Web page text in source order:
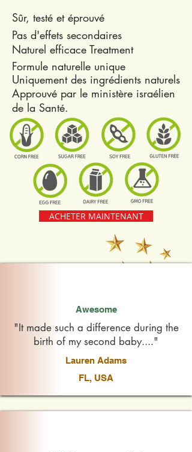
Sûr, testé et éprouvé
Pas d'effets secondaires
Naturel efficace Treatment
Formule naturelle unique
Uniquement des ingrédients naturels
Approuvé par le ministère israélien
de la Santé.
ACHETER MAINTENANT
Awesome
"It made such a difference during the
birth of my second baby...."
Lauren Adams
FL, USA